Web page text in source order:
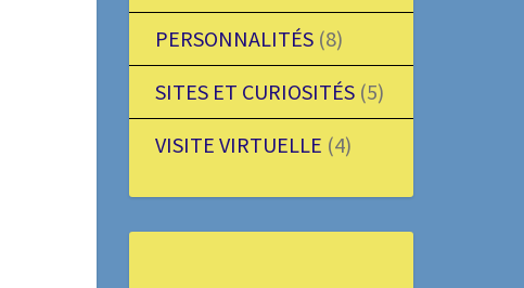
PERSONNALITÉS(8)
SITES ET CURIOSITÉS(5)
VISITE VIRTUELLE (4)